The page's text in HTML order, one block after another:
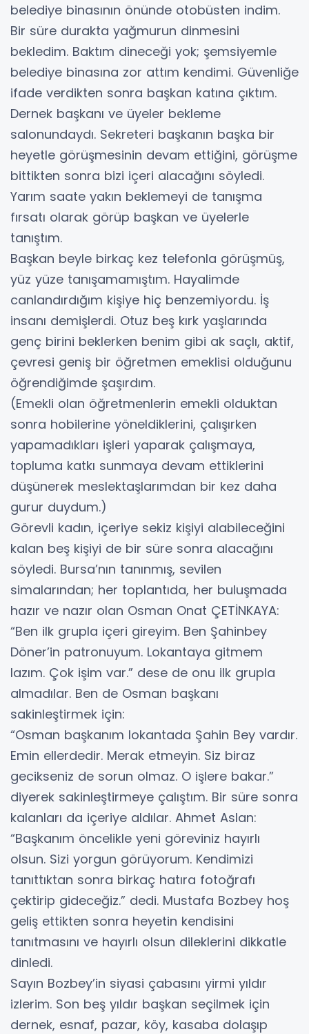
belediye binasının önünde otobüsten indim.
Bir süre durakta yağmurun dinmesini
bekledim. Baktım dineceği yok; şemsiyemle
belediye binasına zor attım kendimi. Güvenliğe
ifade verdikten sonra başkan katına çıktım.
Dernek başkanı ve üyeler bekleme
salonundaydı. Sekreteri başkanın başka bir
heyetle görüşmesinin devam ettiğini, görüşme
bittikten sonra bizi içeri alacağını söyledi.
Yarım saate yakın beklemeyi de tanışma
fırsatı olarak görüp başkan ve üyelerle
tanıştım.
Başkan beyle birkaç kez telefonla görüşmüş,
yüz yüze tanışamamıştım. Hayalimde
canlandırdığım kişiye hiç benzemiyordu. İş
insanı demişlerdi. Otuz beş kırk yaşlarında
genç birini beklerken benim gibi ak saçlı, aktif,
çevresi geniş bir öğretmen emeklisi olduğunu
öğrendiğimde şaşırdım.
(Emekli olan öğretmenlerin emekli olduktan
sonra hobilerine yöneldiklerini, çalışırken
yapamadıkları işleri yaparak çalışmaya,
topluma katkı sunmaya devam ettiklerini
düşünerek meslektaşlarımdan bir kez daha
gurur duydum.)
Görevli kadın, içeriye sekiz kişiyi alabileceğini
kalan beş kişiyi de bir süre sonra alacağını
söyledi. Bursa’nın tanınmış, sevilen
simalarından; her toplantıda, her buluşmada
hazır ve nazır olan Osman Onat ÇETİNKAYA:
“Ben ilk grupla içeri gireyim. Ben Şahinbey
Döner’in patronuyum. Lokantaya gitmem
lazım. Çok işim var.” dese de onu ilk grupla
almadılar. Ben de Osman başkanı
sakinleştirmek için:
“Osman başkanım lokantada Şahin Bey vardır.
Emin ellerdedir. Merak etmeyin. Siz biraz
gecikseniz de sorun olmaz. O işlere bakar.”
diyerek sakinleştirmeye çalıştım. Bir süre sonra
kalanları da içeriye aldılar. Ahmet Aslan:
“Başkanım öncelikle yeni göreviniz hayırlı
olsun. Sizi yorgun görüyorum. Kendimizi
tanıttıktan sonra birkaç hatıra fotoğrafı
çektirip gideceğiz.” dedi. Mustafa Bozbey hoş
geliş ettikten sonra heyetin kendisini
tanıtmasını ve hayırlı olsun dileklerini dikkatle
dinledi.
Sayın Bozbey’in siyasi çabasını yirmi yıldır
izlerim. Son beş yıldır başkan seçilmek için
dernek, esnaf, pazar, köy, kasaba dolaşıp